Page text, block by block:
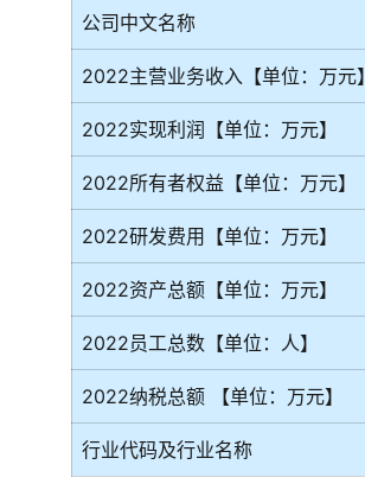
公司中文名称
2022主营业务收入【单位：万元】
2022实现利润【单位：万元】
2022所有者权益【单位：万元】
2022研发费用【单位：万元】
2022资产总额【单位：万元】
2022员工总数【单位：人】
2022纳税总额 【单位：万元】
行业代码及行业名称